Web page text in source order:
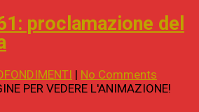
proclamazione del
| No Comments
PER VEDERE L'ANIMAZIONE!